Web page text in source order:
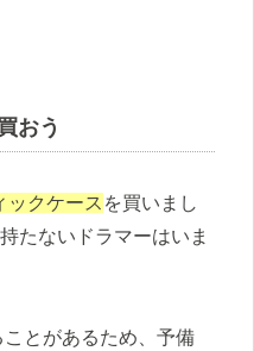
おう
ックケース を買いまし
たないドラマーはいま
とがあるため、予備